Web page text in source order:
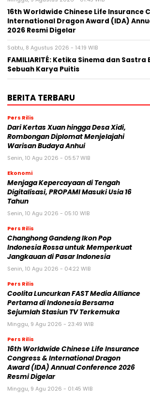
16th Worldwide Chinese Life Insurance
International Dragon Award (IDA)
2026 Resmi Digelar
Sabtu, 8 Agustus 2026 - 14:19 WIB
FAMILIARITÉ: Ketika Sinema dan
Sebuah Karya Puitis
BERITA TERBARU
Pers Rilis
Dari Kertas Xuan hingga Desa Xidi,
Rombongan Diplomat Menjelajahi
Warisan Budaya Anhui
Senin, 10 Agu 2026 - 05:57 WIB
Ekonomi
Menjaga Kepercayaan di Tengah
Digitalisasi, PROPAMI Masuki Usia 16
Tahun
Senin, 10 Agu 2026 - 05:10 WIB
Pers Rilis
Changhong Gandeng Ikon Pop
Indonesia Rossa untuk Memperkuat
Jangkauan di Pasar Indonesia
Senin, 10 Agu 2026 - 04:22 WIB
Pers Rilis
Coolita Luncurkan FAST Media Alliance
Pertama di Indonesia Bersama
Sejumlah Stasiun TV Terkemuka
Minggu, 9 Agu 2026 - 23:49 WIB
Pers Rilis
16th Worldwide Chinese Life Insurance
Congress & International Dragon
Award (IDA) Annual Conference 2026
Resmi Digelar
Minggu, 9 Agu 2026 - 01:45 WIB